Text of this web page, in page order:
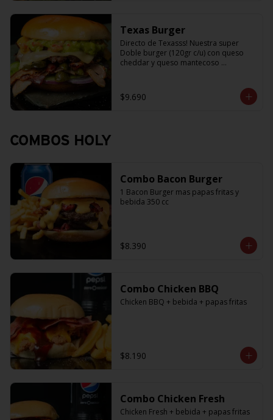
Texas Burger
Directo de Texasss! Nuestra super
Doble burger (120gr c/u) con queso
cheddar y queso mantecoso
sabroso guamacole
$9.690
COMBOS HOLY
Combo Bacon Burger
1 Bacon Burger mas papas fritas y
bebida 350 cc
$8.390
Combo Chicken BBQ
Chicken BBQ + bebida + papas fritas
$8.190
Combo Chicken Fresh
Chicken Fresh + bebida + papas fritas